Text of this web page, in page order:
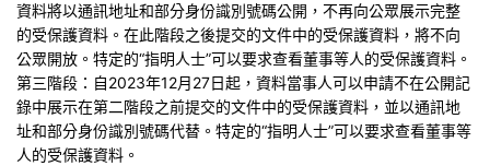
資料將以通訊地址和部分身份識別號碼公開，不再向公眾展示完整
的受保護資料。在此階段之後提交的文件中的受保護資料，將不向
公眾開放。特定的“指明人士”可以要求查看董事等人的受保護資料。
第三階段：自2023年12月27日起，資料當事人可以申請不在公開記
錄中展示在第二階段之前提交的文件中的受保護資料，並以通訊地
址和部分身份識別號碼代替。特定的“指明人士”可以要求查看董事等
人的受保護資料。